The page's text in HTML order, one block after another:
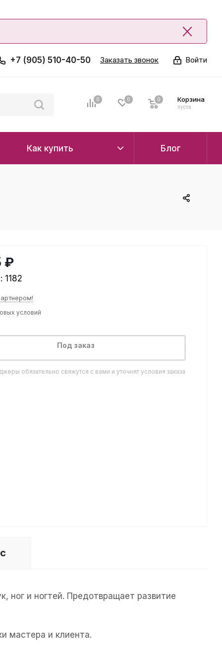
Войти
+7 (905) 510-40-50 Заказать звонок
0 0 Корзина
0
пуста
0
Как купить Блог
₽
1182
условий
Под заказ
обязательно свяжутся с вами и уточнят условия заказа
ног и ногтей. Предотвращает развитие
мастера и клиента.